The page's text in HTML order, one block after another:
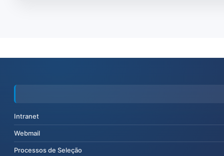
Intranet
Webmail
Processos de Seleção